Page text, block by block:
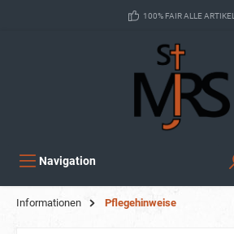
100% FAIR ALLE ARTIKEL
Navigation
Informationen Pflegehinweise